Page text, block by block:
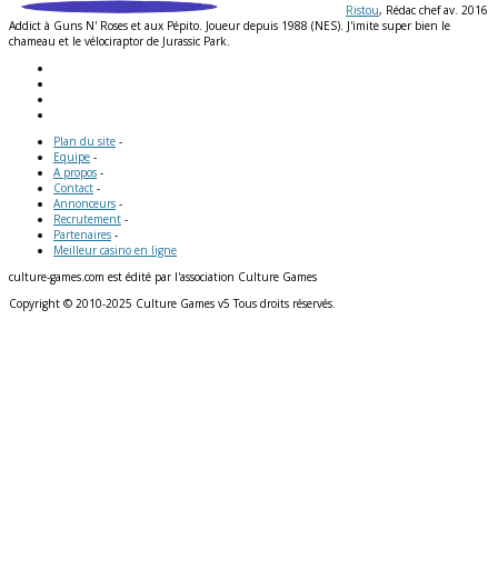
Ristou, Rédac chef av. 2016
Addict à Guns N' Roses et aux Pépito. Joueur depuis 1988 (NES). J'imite super bien le
chameau et le vélociraptor de Jurassic Park.
Plan du site -
Equipe -
A propos -
Contact -
Annonceurs -
Recrutement -
Partenaires -
Meilleur casino en ligne
culture-games.com est édité par l'association Culture Games
Copyright © 2010-2025 Culture Games v5 Tous droits réservés.